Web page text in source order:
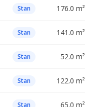
Stan 176.0 m²
Stan 141.0 m²
Stan 52.0 m²
Stan 122.0 m²
Stan 65.0 m²